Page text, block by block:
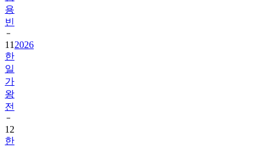
용
빈
11 2026
한
일
가
왕
전
12
한